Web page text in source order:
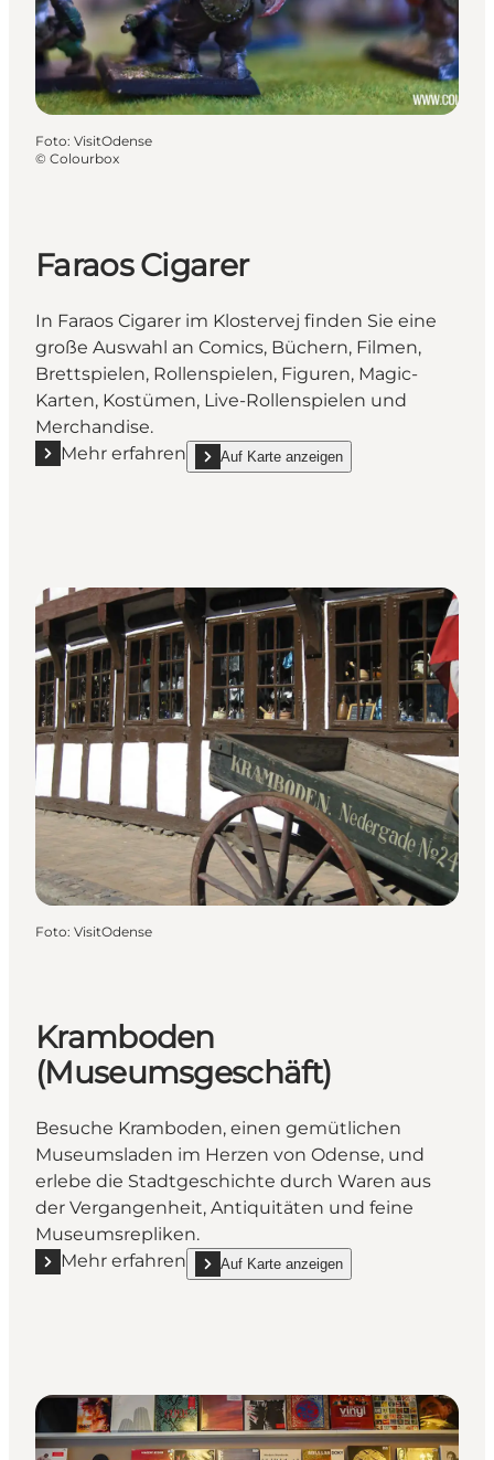
Foto: VisitOdense
© Colourbox
Faraos Cigarer
In Faraos Cigarer im Klostervej finden Sie eine
große Auswahl an Comics, Büchern, Filmen,
Brettspielen, Rollenspielen, Figuren, Magic-
Karten, Kostümen, Live-Rollenspielen und
Merchandise.
Mehr erfahren
Mehr erfahren "Faraos Cigarer"
Auf Karte anzeigen
show Faraos Cigarer on_map
Foto: VisitOdense
Kramboden
(Museumsgeschäft)
Besuche Kramboden, einen gemütlichen
Museumsladen im Herzen von Odense, und
erlebe die Stadtgeschichte durch Waren aus
der Vergangenheit, Antiquitäten und feine
Museumsrepliken.
Mehr erfahren
Mehr erfahren "Kramboden (Museumsgeschäft)"
Auf Karte anzeigen
show Kramboden (Museumsgeschäft) on_map